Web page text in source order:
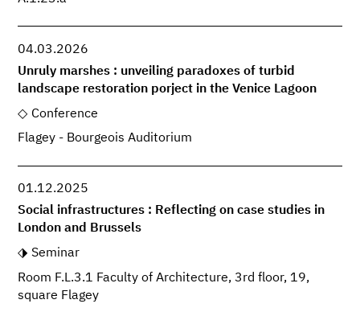
04.03.2026
Unruly marshes : unveiling paradoxes of turbid
landscape restoration porject in the Venice Lagoon
Conference
Flagey - Bourgeois Auditorium
01.12.2025
Social infrastructures : Reflecting on case studies in
London and Brussels
Seminar
Room F.L.3.1 Faculty of Architecture, 3rd floor, 19,
square Flagey